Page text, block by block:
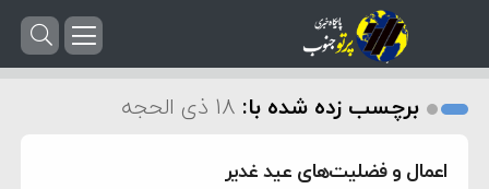
برچسب زده شده با: 18 ذی الحجه
اعمال و فضلیت‌های عید غدیر